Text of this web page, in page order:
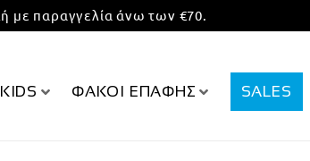
με παραγγελία άνω των €70.
ΦΑΚΟΙ ΕΠΑΦΗΣ SALES